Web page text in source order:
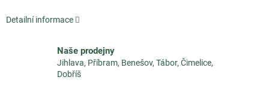
Detailní informace
Naše prodejny
Jihlava, Příbram, Benešov, Tábor, Čimelice,
Dobříš